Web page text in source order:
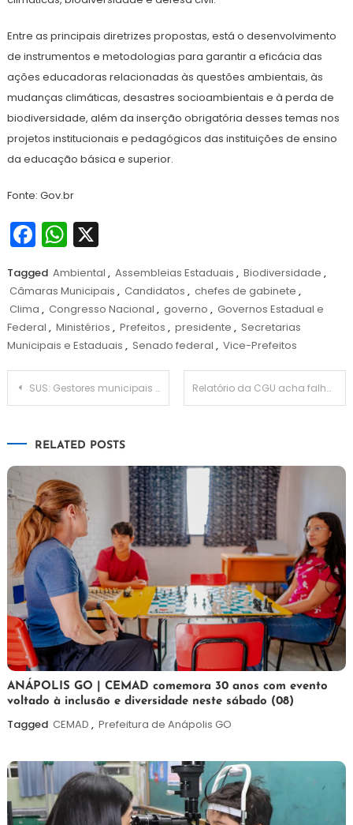
Entre as principais diretrizes propostas, está o desenvolvimento
de instrumentos e metodologias para garantir a eficácia das
ações educadoras relacionadas às questões ambientais, às
mudanças climáticas, desastres socioambientais e à perda de
biodiversidade, além da inserção obrigatória desses temas nos
projetos institucionais e pedagógicos das instituições de ensino
da educação básica e superior.
Fonte: Gov.br
Facebook
WhatsApp
X
Tagged Ambiental , Assembleias Estaduais , Biodiversidade ,
Câmaras Municipais , Candidatos , chefes de gabinete ,
Clima , Congresso Nacional , governo , Governos Estadual e
Federal , Ministérios , Prefeitos , presidente , Secretarias
Municipais e Estaduais , Senado federal , Vice-Prefeitos
Navegação
SUS: Gestores municipais e estaduais se reúnem para discutir políticas públicas Relatório da CGU acha falhas em programa de merenda escolar ao decorrer de três governos
RELATED POSTS
7
de
agosto
Maurilio
ANÁPOLIS GO | CEMAD comemora 30 anos com evento
voltado à inclusão e diversidade neste sábado (08)
Tagged CEMAD , Prefeitura de Anápolis GO